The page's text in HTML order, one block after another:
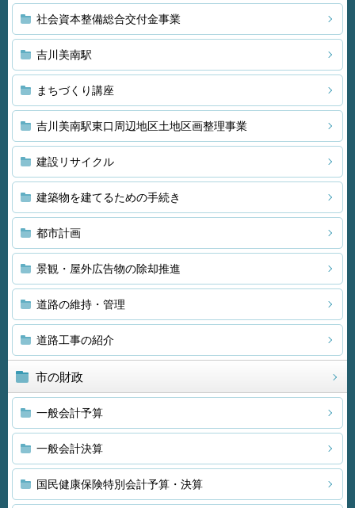
社会資本整備総合交付金事業
吉川美南駅
まちづくり講座
吉川美南駅東口周辺地区土地区画整理事業
建設リサイクル
建築物を建てるための手続き
都市計画
景観・屋外広告物の除却推進
道路の維持・管理
道路工事の紹介
市の財政
一般会計予算
一般会計決算
国民健康保険特別会計予算・決算